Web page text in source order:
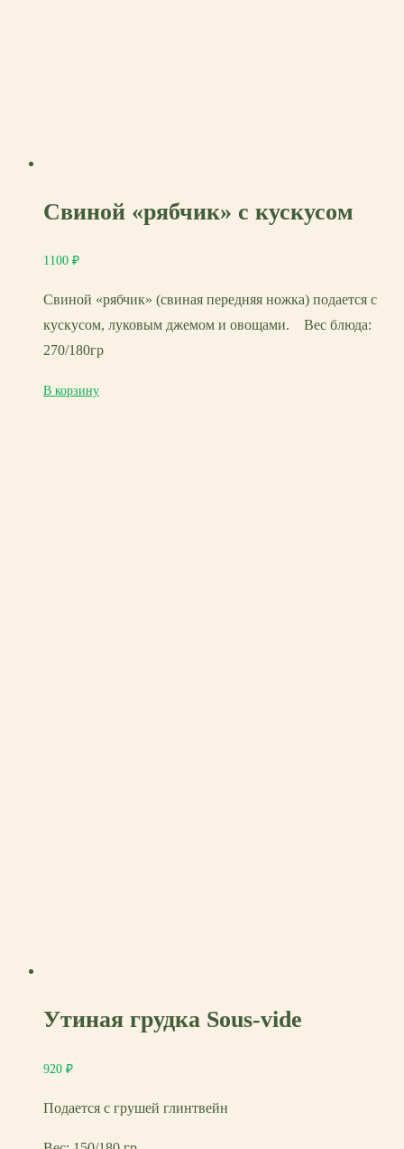
Свиной «рябчик» с кускусом
1100 ₽
Свиной «рябчик» (свиная передняя ножка) подается с
кускусом, луковым джемом и овощами. Вес блюда:
270/180гр
В корзину
Утиная грудка Sous-vide
920 ₽
Подается с грушей глинтвейн